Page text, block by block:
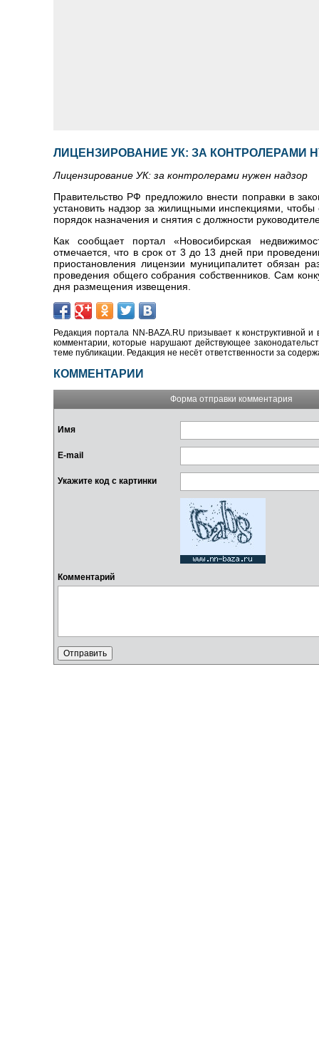
ЛИЦЕНЗИРОВАНИЕ УК: ЗА КОНТРОЛЕРАМИ
Лицензирование УК: за контролерами нужен надзор
Правительство РФ предложило внести поправки в
установить надзор за жилищными инспекциями,
порядок назначения и снятия с должности
Как сообщает портал «Новосибирская
отмечается, что в срок от 3 до 13 дней при
приостановления лицензии муниципалитет обязан
проведения общего собрания собственников. Сам
дня размещения извещения.
Редакция портала NN-BAZA.RU призывает к конструктивной
комментарии, которые нарушают действующее
теме публикации. Редакция не несёт ответственности за
КОММЕНТАРИИ
Форма отправки комментария
Имя
E-mail
Укажите код с картинки
Комментарий